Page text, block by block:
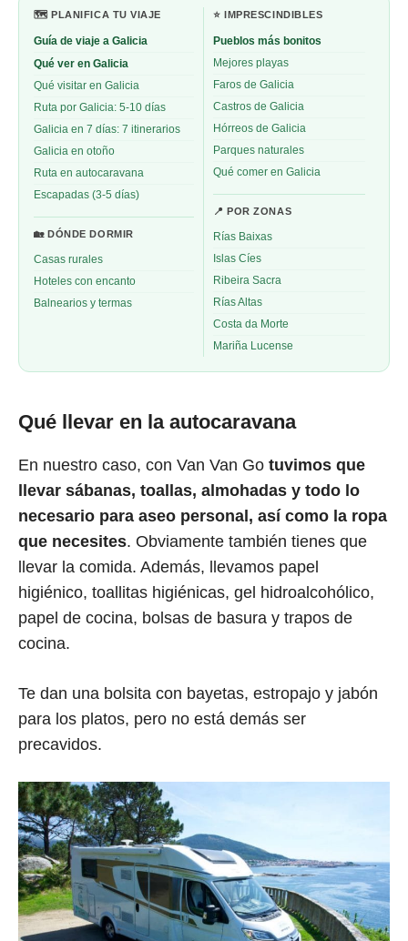
🗺️ PLANIFICA TU VIAJE
Guía de viaje a Galicia
Qué ver en Galicia
Qué visitar en Galicia
Ruta por Galicia: 5-10 días
Galicia en 7 días: 7 itinerarios
Galicia en otoño
Ruta en autocaravana
Escapadas (3-5 días)
🏡 DÓNDE DORMIR
Casas rurales
Hoteles con encanto
Balnearios y termas
⭐ IMPRESCINDIBLES
Pueblos más bonitos
Mejores playas
Faros de Galicia
Castros de Galicia
Hórreos de Galicia
Parques naturales
Qué comer en Galicia
📍 POR ZONAS
Rías Baixas
Islas Cíes
Ribeira Sacra
Rías Altas
Costa da Morte
Mariña Lucense
Qué llevar en la autocaravana
En nuestro caso, con Van Van Go tuvimos que
llevar sábanas, toallas, almohadas y todo lo
necesario para aseo personal, así como la ropa
que necesites. Obviamente también tienes que
llevar la comida. Además, llevamos papel
higiénico, toallitas higiénicas, gel hidroalcohólico,
papel de cocina, bolsas de basura y trapos de
cocina.
Te dan una bolsita con bayetas, estropajo y jabón
para los platos, pero no está demás ser
precavidos.